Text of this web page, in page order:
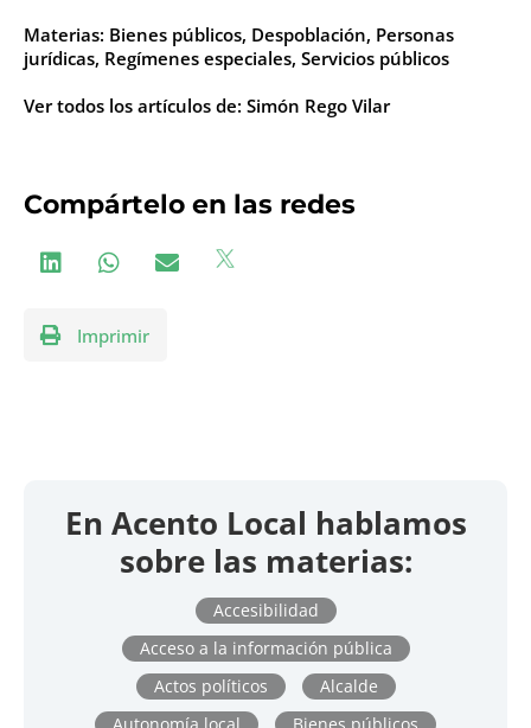
Materias: Bienes públicos, Despoblación, Personas
jurídicas, Regímenes especiales, Servicios públicos
Ver todos los artículos de: Simón Rego Vilar
Compártelo en las redes
Imprimir
En Acento Local hablamos
sobre las materias:
Accesibilidad
Acceso a la información pública
Actos políticos
Alcalde